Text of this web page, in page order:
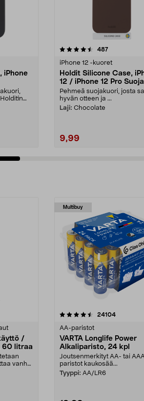
iPhone
487arvostelut
iPhone 12 -kuoret
Holdit Silicone Case,
12 / iPhone 12 Pro
Pehmeä suojakuori, josta
hyvän otteen ja ...
Laji: Chocolate
9,99
4.0 viidestä
/
60 litraa
vanha
Multibuy
24104arvostelut
AA-paristot
VARTA Longlife Power
Alkaliparisto, 24 kpl
Joutsenmerkityt AA- tai
paristot kaukosää...
Tyyppi: AA/LR6
4.5viidestä